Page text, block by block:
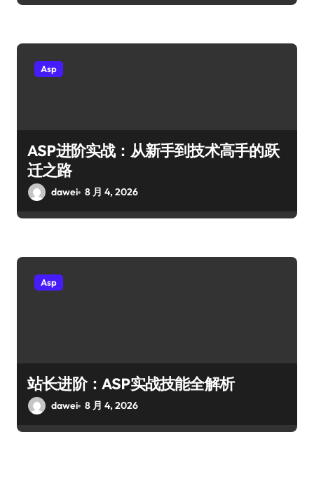
Asp
ASP进阶实战：从新手到技术高手的跃
迁之路
dawei 8 月 4, 2026
Asp
站长进阶：ASP实战技能全解析
dawei 8 月 4, 2026